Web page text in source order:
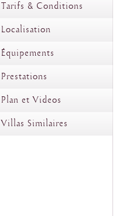
Tarifs & Conditions
Localisation
Équipements
Prestations
Plan et Videos
Villas Similaires